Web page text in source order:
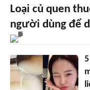
Loại củ quen
người dùng để